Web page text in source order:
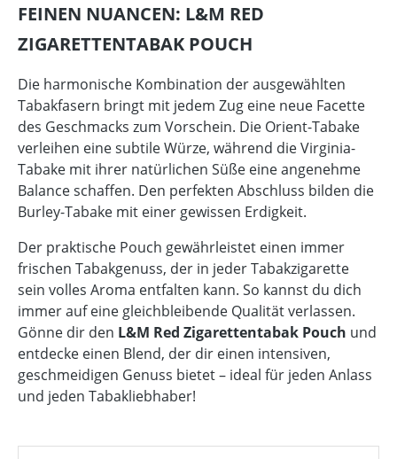
FEINEN NUANCEN: L&M RED
ZIGARETTENTABAK POUCH
Die harmonische Kombination der ausgewählten
Tabakfasern bringt mit jedem Zug eine neue Facette
des Geschmacks zum Vorschein. Die Orient-Tabake
verleihen eine subtile Würze, während die Virginia-
Tabake mit ihrer natürlichen Süße eine angenehme
Balance schaffen. Den perfekten Abschluss bilden die
Burley-Tabake mit einer gewissen Erdigkeit.
Der praktische Pouch gewährleistet einen immer
frischen Tabakgenuss, der in jeder Tabakzigarette
sein volles Aroma entfalten kann. So kannst du dich
immer auf eine gleichbleibende Qualität verlassen.
Gönne dir den L&M Red Zigarettentabak Pouch und
entdecke einen Blend, der dir einen intensiven,
geschmeidigen Genuss bietet – ideal für jeden Anlass
und jeden Tabakliebhaber!